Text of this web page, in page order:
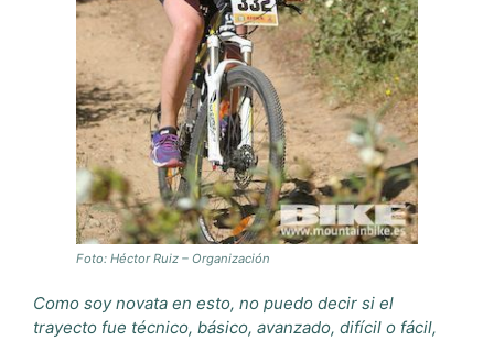
Foto: Héctor Ruiz – Organización
Como soy novata en esto, no puedo decir si el
trayecto fue técnico, básico, avanzado, difícil o fácil,